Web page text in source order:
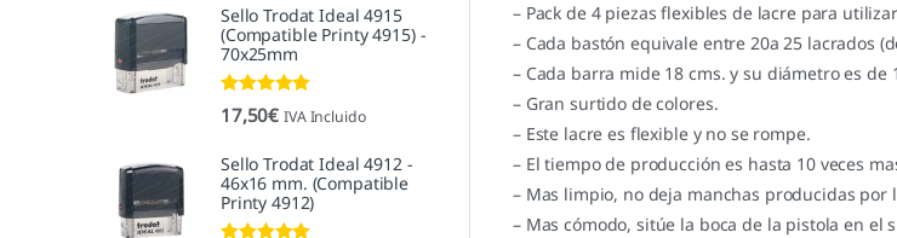
– Pack de 4 piezas flexibles de lacre para
– Cada bastón equivale entre 20a 25 lacrados
– Cada barra mide 18 cms. y su diámetro es de
– Gran surtido de colores.
– Este lacre es flexible y no se rompe.
– El tiempo de producción es hasta 10 veces
– Mas limpio, no deja manchas producidas por
– Mas cómodo, sitúe la boca de la pistola en el
Sello Trodat Ideal 4915
(Compatible Printy 4915) -
70x25mm
Valorado con
5.00de 5
17,50€ IVA Incluido
Sello Trodat Ideal 4912 -
46x16 mm. (Compatible
Printy 4912)